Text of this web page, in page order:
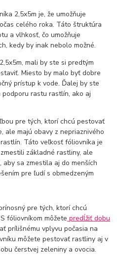
2,5x5m je, že umožňuje
celého roka. Táto štruktúra
a vlhkosť, čo umožňuje
kedy by inak nebolo možné.
mali by ste si predtým
Miesto by malo byť dobre
prístup k vode. Ďalej by ste
rastu rastlín, ako aj
pre tých, ktorí chcú pestovať
ale majú obavy z nepriaznivého
Táto veľkosť fóliovníka je
základné rastliny, ale
sa zmestila aj do menších
pre ľudí s obmedzeným
pre tých, ktorí chcú
fóliovníkom môžete predĺžiť dobu
prílišnému vplyvu počasia na
môžete pestovať rastliny aj v
čerstvej zeleniny a ovocia.